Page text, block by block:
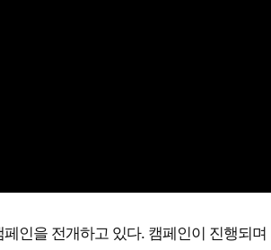
인을 전개하고 있다. 캠페인이 진행되며